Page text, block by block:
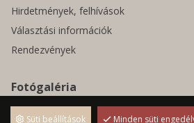
Hirdetmények, felhívások
Választási információk
Rendezvények
Fotógaléria
Pályázatok
Süti beállítások Minden süti